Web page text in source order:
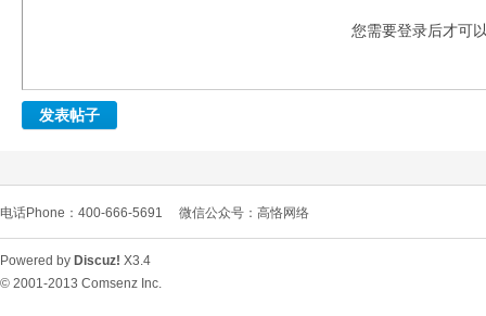
您需要登录后才可
发表帖子
电话Phone：400-666-5691 微信公众号：高恪网络
Powered by Discuz! X3.4
© 2001-2013 Comsenz Inc.